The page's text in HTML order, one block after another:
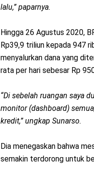
lalu,” paparnya.
Hingga 26 Agustus 2020,
Rp39,9 triliun kepada 947
menyalurkan dana yang
rata per hari sebesar Rp
“Di sebelah ruangan saya
monitor (dashboard)
kredit,” ungkap Sunarso.
Dia menegaskan bahwa
semakin terdorong untuk